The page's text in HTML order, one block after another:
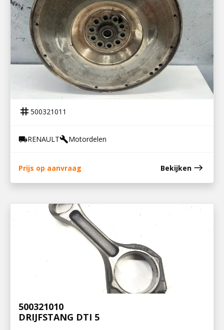
500321011
VLIEGWIEL DTI 5
tag 500321011
local_shippingRENAULTbuildMotordelen
Prijs op aanvraag Bekijken east
500321010
DRIJFSTANG DTI 5